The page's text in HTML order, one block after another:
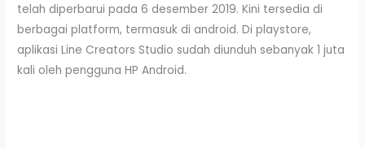
telah diperbarui pada 6 desember 2019. Kini tersedia di
berbagai platform, termasuk di android. Di playstore,
aplikasi Line Creators Studio sudah diunduh sebanyak 1 juta
kali oleh pengguna HP Android.